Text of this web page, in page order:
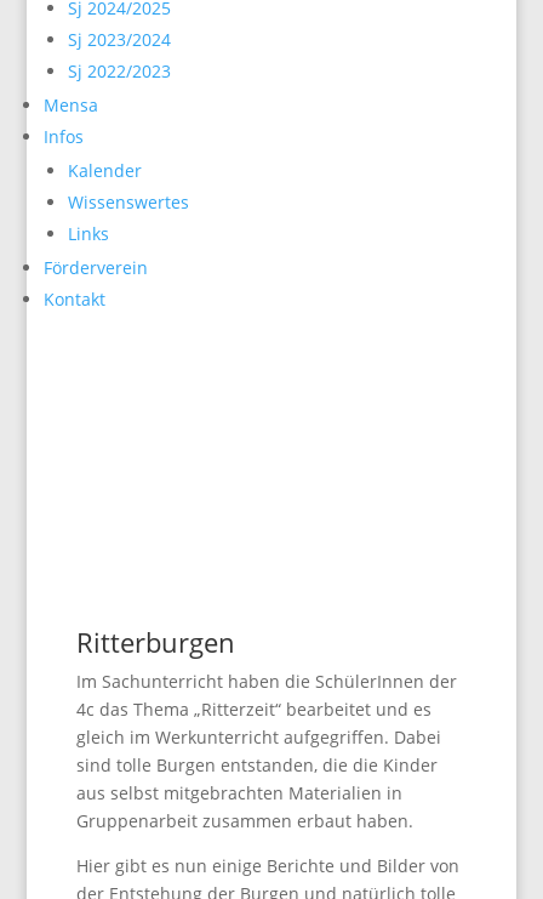
Sj 2024/2025
Sj 2023/2024
Sj 2022/2023
Mensa
Infos
Kalender
Wissenswertes
Links
Förderverein
Kontakt
Ritterburgen
Im Sachunterricht haben die SchülerInnen der
4c das Thema „Ritterzeit“ bearbeitet und es
gleich im Werkunterricht aufgegriffen. Dabei
sind tolle Burgen entstanden, die die Kinder
aus selbst mitgebrachten Materialien in
Gruppenarbeit zusammen erbaut haben.
Hier gibt es nun einige Berichte und Bilder von
der Entstehung der Burgen und natürlich tolle